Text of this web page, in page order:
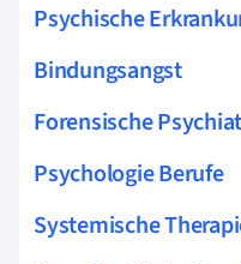
Psychische
Bindungsangst
Forensische
Psychologie Berufe
Systemische